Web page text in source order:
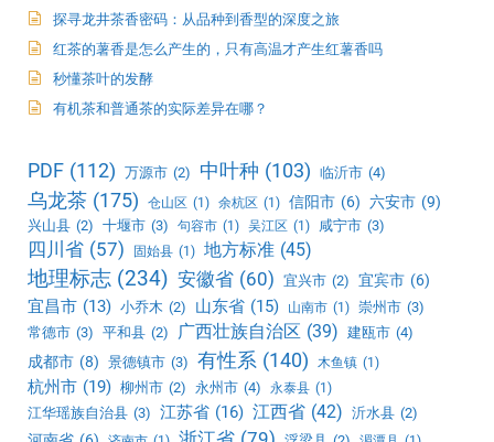
探寻龙井茶香密码：从品种到香型的深度之旅
红茶的薯香是怎么产生的，只有高温才产生红薯香吗
秒懂茶叶的发酵
有机茶和普通茶的实际差异在哪？
PDF (112) 万源市 (2) 中叶种 (103) 临沂市 (4)
乌龙茶 (175) 仓山区 (1) 余杭区 (1) 信阳市 (6) 六安市 (9)
兴山县 (2) 十堰市 (3) 句容市 (1) 吴江区 (1) 咸宁市 (3)
四川省 (57) 固始县 (1) 地方标准 (45)
地理标志 (234) 安徽省 (60) 宜兴市 (2) 宜宾市 (6)
宜昌市 (13) 小乔木 (2) 山东省 (15) 山南市 (1) 崇州市 (3)
常德市 (3) 平和县 (2) 广西壮族自治区 (39) 建瓯市 (4)
成都市 (8) 景德镇市 (3) 有性系 (140) 木鱼镇 (1)
杭州市 (19) 柳州市 (2) 永州市 (4) 永泰县 (1)
江华瑶族自治县 (3) 江苏省 (16) 江西省 (42) 沂水县 (2)